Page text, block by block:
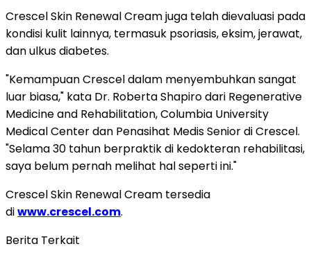
Crescel Skin Renewal Cream juga telah dievaluasi pada
kondisi kulit lainnya, termasuk psoriasis, eksim, jerawat,
dan ulkus diabetes.
"Kemampuan Crescel dalam menyembuhkan sangat
luar biasa," kata Dr. Roberta Shapiro dari Regenerative
Medicine and Rehabilitation, Columbia University
Medical Center dan Penasihat Medis Senior di Crescel.
"Selama 30 tahun berpraktik di kedokteran rehabilitasi,
saya belum pernah melihat hal seperti ini."
Crescel Skin Renewal Cream tersedia
diwww.crescel.com.
Berita Terkait